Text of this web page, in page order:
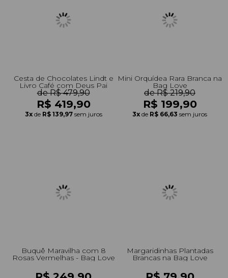
Cesta de Chocolates Lindt e
Livro Café com Deus Pai
de R$ 479,90
R$ 419,90
3x de R$ 139,97 sem juros
Mini Orquídea Rara Branca na
Bag Love
de R$ 219,90
R$ 199,90
3x de R$ 66,63 sem juros
Buquê Maravilha com 8
Rosas Vermelhas - Bag Love
Margaridinhas Plantadas
Brancas na Bag Love